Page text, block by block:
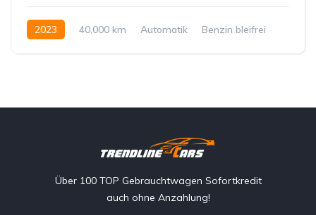
2023 40,000 km Automatik
Benzin bleifrei
Über 100 TOP Gebrauchtwagen Sofortkredit
auch ohne Anzahlung!